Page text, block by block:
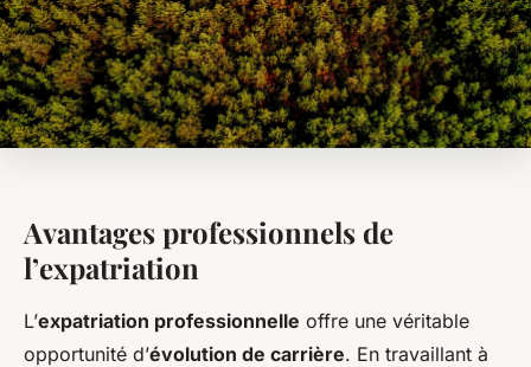
Avantages professionnels de
l’expatriation
L’expatriation professionnelle offre une véritable
opportunité d’évolution de carrière. En travaillant à